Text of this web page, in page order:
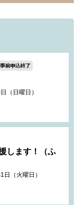
（日曜日）
します！（ふ
（火曜日）